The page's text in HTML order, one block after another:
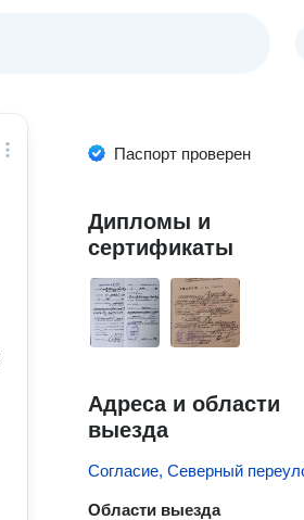
Паспорт проверен
Дипломы и
сертификаты
Адреса и области
выезда
Согласие, Северный
Области выезда